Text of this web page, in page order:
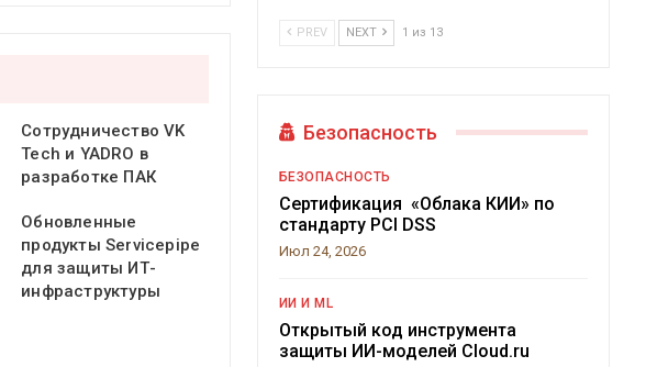
Сотрудничество VK
Tech и YADRO в
разработке ПАК
Обновленные
продукты Servicepipe
для защиты ИТ-
инфраструктуры
PREV NEXT 1 из 13
Безопасность
БЕЗОПАСНОСТЬ
Сертификация «Облака КИИ» по
стандарту PCI DSS
Июл 24, 2026
ИИ И ML
Открытый код инструмента
защиты ИИ-моделей Cloud.ru